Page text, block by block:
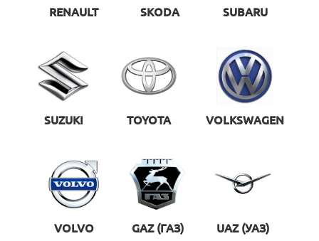
RENAULT SKODA SUBARU
SUZUKI TOYOTA VOLKSWAGEN
VOLVO GAZ (ГАЗ) UAZ (УАЗ)